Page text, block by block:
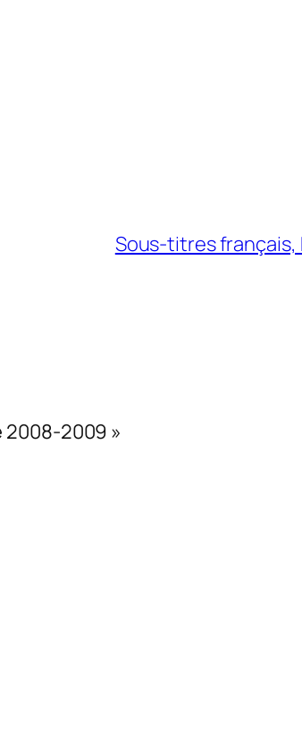
Sous-titres français,
2008-2009 »